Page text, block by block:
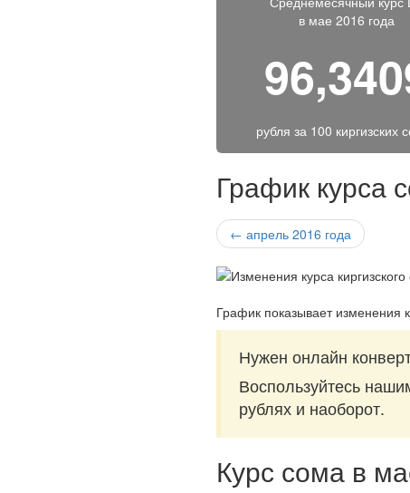
в мае 2016 года
рубля за 100 киргизских
График курса
← апрель 2016 года
График показывает изменения
Нужен онлайн
Воспользуйтесь
рублях и наоборот.
Курс сома в